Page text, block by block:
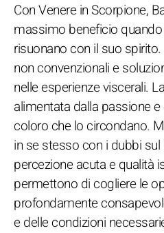
Con Venere in Scorpione,
massimo beneficio
risuonano con il suo
non convenzionali e
nelle esperienze viscerali.
alimentata dalla passione
coloro che lo circondano.
in se stesso con i dubbi
percezione acuta e qualità
permettono di cogliere le
profondamente
e delle condizioni